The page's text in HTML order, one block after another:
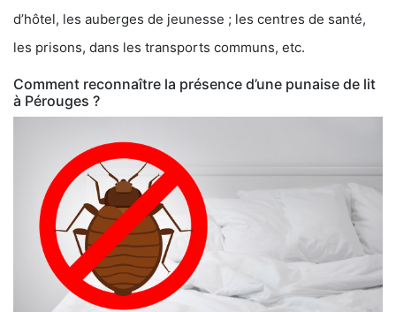
d’hôtel, les auberges de jeunesse ; les centres de santé,
les prisons, dans les transports communs, etc.
Comment reconnaître la présence d’une punaise de lit
à Pérouges ?